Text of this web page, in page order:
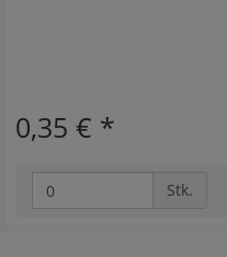
0,35 € *
Stk.